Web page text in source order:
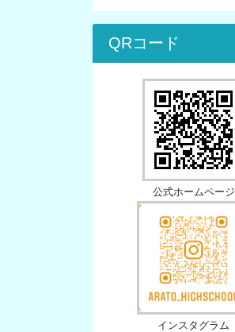
QRコード
公式ホームページ
インスタグラム